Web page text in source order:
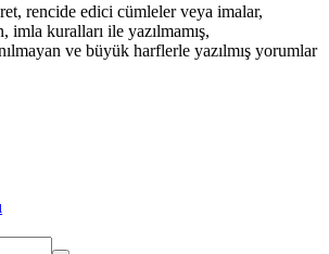
rencide edici cümleler veya imalar,
imla kuralları ile yazılmamış,
ve büyük harflerle yazılmış yorumlar